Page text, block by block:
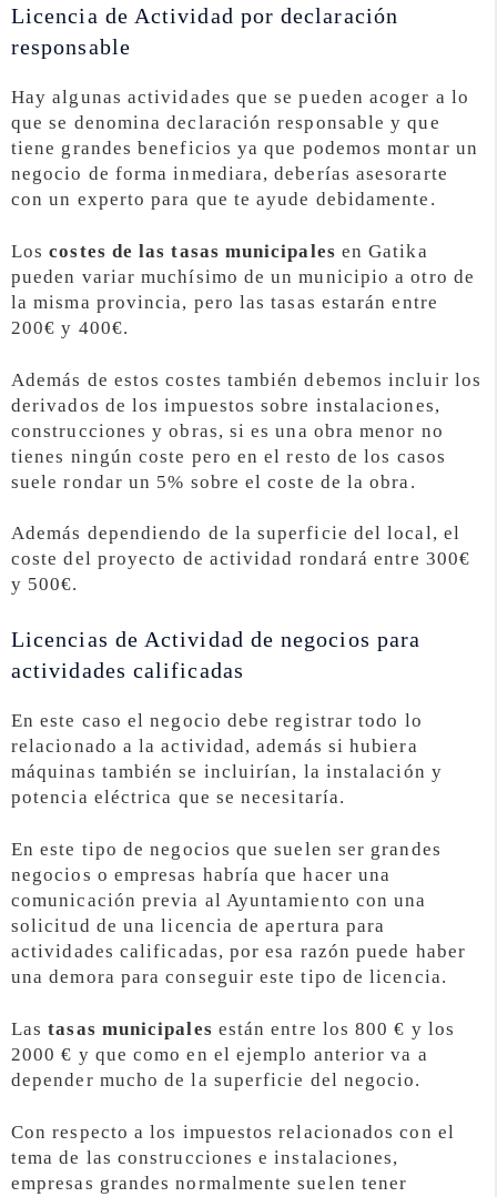
Licencia de Actividad por declaración
responsable
Hay algunas actividades que se pueden acoger a lo
que se denomina declaración responsable y que
tiene grandes beneficios ya que podemos montar un
negocio de forma inmediara, deberías asesorarte
con un experto para que te ayude debidamente.
Loscostes de las tasas municipales en Gatika
pueden variar muchísimo de un municipio a otro de
la misma provincia, pero las tasas estarán entre
200€ y 400€.
Además de estos costes también debemos incluir los
derivados de los impuestos sobre instalaciones,
construcciones y obras, si es una obra menor no
tienes ningún coste pero en el resto de los casos
suele rondar un 5% sobre el coste de la obra.
Además dependiendo de la superficie del local, el
coste del proyecto de actividad rondará entre 300€
y 500€.
Licencias de Actividad de negocios para
actividades calificadas
En este caso el negocio debe registrar todo lo
relacionado a la actividad, además si hubiera
máquinas también se incluirían, la instalación y
potencia eléctrica que se necesitaría.
En este tipo de negocios que suelen ser grandes
negocios o empresas habría que hacer una
comunicación previa al Ayuntamiento con una
solicitud de una licencia de apertura para
actividades calificadas, por esa razón puede haber
una demora para conseguir este tipo de licencia.
Lastasas municipales están entre los 800 € y los
2000 € y que como en el ejemplo anterior va a
depender mucho de la superficie del negocio.
Con respecto a los impuestos relacionados con el
tema de las construcciones e instalaciones,
empresas grandes normalmente suelen tener